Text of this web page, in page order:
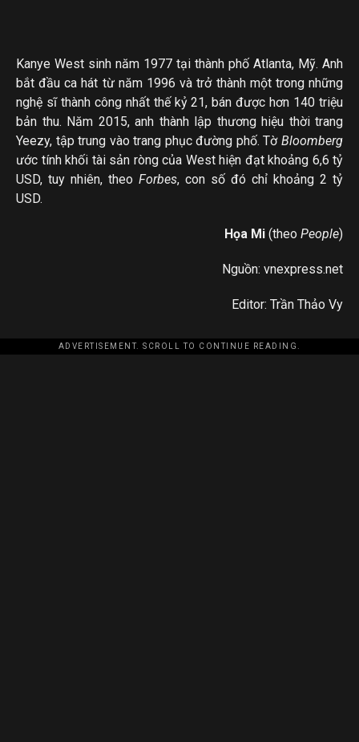
Kanye West sinh năm 1977 tại thành phố Atlanta, Mỹ. Anh
bắt đầu ca hát từ năm 1996 và trở thành một trong những
nghệ sĩ thành công nhất thế kỷ 21, bán được hơn 140 triệu
bản thu. Năm 2015, anh thành lập thương hiệu thời trang
Yeezy, tập trung vào trang phục đường phố. Tờ Bloomberg
ước tính khối tài sản ròng của West hiện đạt khoảng 6,6 tỷ
USD, tuy nhiên, theo Forbes, con số đó chỉ khoảng 2 tỷ
USD.
Họa Mi (theo People)
Nguồn: vnexpress.net
Editor: Trần Thảo Vy
ADVERTISEMENT. SCROLL TO CONTINUE READING.